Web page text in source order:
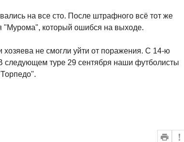
на все сто. После штрафного всё тот же
"Мурома", который ошибся на выходе.
хозяева не смогли уйти от поражения. С 14-ю
следующем туре 29 сентября наши футболисты